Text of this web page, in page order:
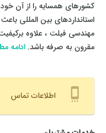
کشورهای همسایه را از آن
استانداردهای بین المللی
مهندسی فیلت ، علاوه
مقرون به صرفه باشد. ادامه
settings_cell اطلاعات تماس